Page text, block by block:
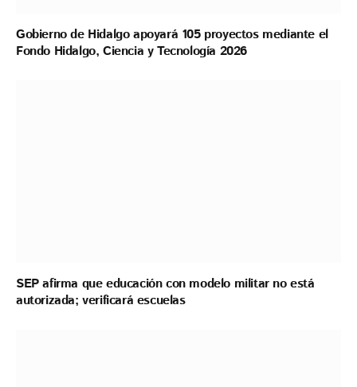
Gobierno de Hidalgo apoyará 105 proyectos mediante el
Fondo Hidalgo, Ciencia y Tecnología 2026
SEP afirma que educación con modelo militar no está
autorizada; verificará escuelas